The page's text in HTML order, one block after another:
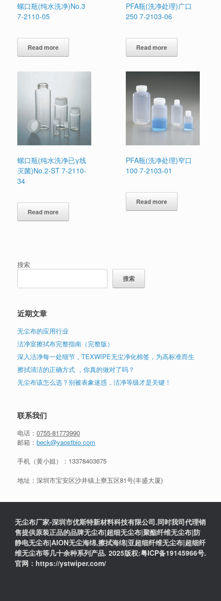
螺口瓶(纯水洗净)No.3
7-2110-05
Read more
PFA瓶(洗净处理)广口
250 7-2103-06
Read more
螺口瓶(纯水洗净已γ线
灭菌)No.2-ST 7-2110-
34
Read more
PFA瓶(洗净处理)窄口
100 7-2103-01
Read more
搜索
搜索
近期文章
无尘布的应用行业
洁净室擦拭布完整指南（完整版）
深入洁净每一处细节，TEXWIPE无尘净化棉签，为高标准而生
擦拭清洁的正确方式 ，你真的做对了吗？
无尘布该怎么选？别被表象迷惑，洁净等级才是关键！
联系我们
电话： 0755-81773990
邮箱： beck@yaostbio.com
手机（黄小姐）： 13378403675
地址：深圳市宝安区沙井镇上寮五区81号(丰盛大厦)
无尘布厂家-深圳市优斯特新材料科技有限公司.同时我司代理销
售提供原装正品的品牌无尘布|超细无尘布|聚酯纤维无尘布|防
静电无尘布|AION无尘海绵,擦拭海绵|亚超细纤维无尘布|超细纤
维无尘布等几十余种系列产品. 2025版权:粤ICP备19145966号.
官网：https://ystwiper.com/